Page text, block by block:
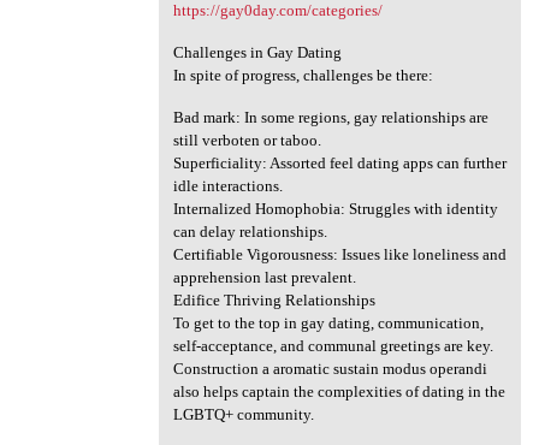
https://gay0day.com/categories/
Challenges in Gay Dating
In spite of progress, challenges be there:
Bad mark: In some regions, gay relationships are
still verboten or taboo.
Superficiality: Assorted feel dating apps can further
idle interactions.
Internalized Homophobia: Struggles with identity
can delay relationships.
Certifiable Vigorousness: Issues like loneliness and
apprehension last prevalent.
Edifice Thriving Relationships
To get to the top in gay dating, communication,
self-acceptance, and communal greetings are key.
Construction a aromatic sustain modus operandi
also helps captain the complexities of dating in the
LGBTQ+ community.